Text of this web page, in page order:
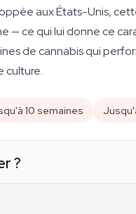
aux États-Unis,
— ce qui lui donne ce
de cannabis qui
culture.
10 semaines
?